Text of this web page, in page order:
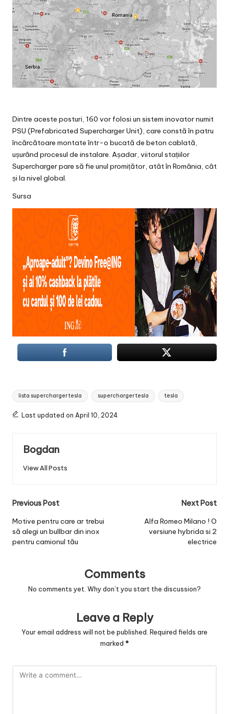
Dintre aceste posturi, 160 vor folosi un sistem inovator numit
PSU (Prefabricated Supercharger Unit), care constă în patru
încărcătoare montate într-o bucată de beton cablată,
ușurând procesul de instalare. Așadar, viitorul stațiilor
Supercharger pare să fie unul promițător, atât în România, cât
și la nivel global.
Sursa
Tags:
lista supercharger tesla supercharger tesla tesla
Last updated on April 10, 2024
Bogdan
View All Posts
Post
navigation
Previous Post
Motive pentru care ar trebui
să alegi un bullbar din inox
pentru camionul tău
Next Post
Alfa Romeo Milano ! O
versiune hybrida si 2
electrice
Comments
No comments yet. Why don’t you start the discussion?
Leave a Reply
Your email address will not be published. Required fields are
marked *